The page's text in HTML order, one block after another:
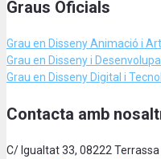
Graus Oficials
Grau en Disseny Animació i
Grau en Disseny i
Grau en Disseny Digital i
Contacta amb
C/ Igualtat 33, 08222